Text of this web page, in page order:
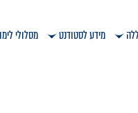
מידע לסטודנט מסלולי